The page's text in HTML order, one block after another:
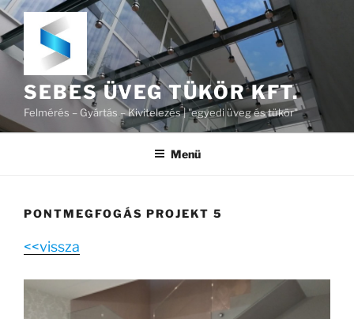
Tartalomhoz
SEBES ÜVEG TÜKÖR KFT.
Felmérés – Gyártás – Kivitelezés | "egyedi üveg és tükör"
Menü
PONTMEGFOGÁS PROJEKT 5
<<vissza